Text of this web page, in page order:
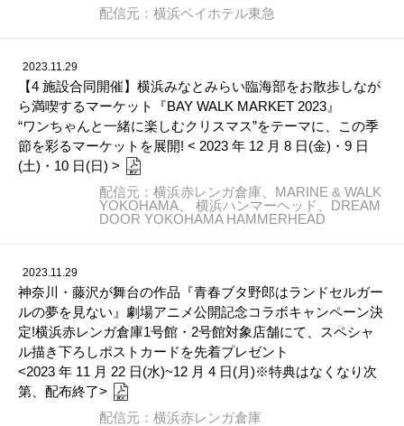
配信元：横浜ベイホテル東急
2023.11.29
【4 施設合同開催】横浜みなとみらい臨海部をお散歩しなが
ら満喫するマーケット『BAY WALK MARKET 2023』
“ワンちゃんと一緒に楽しむクリスマス”をテーマに、この季
節を彩るマーケットを展開! < 2023 年 12 月 8 日(金)・9 日
(土)・10 日(日) >
配信元：横浜赤レンガ倉庫、MARINE & WALK
YOKOHAMA、 横浜ハンマーヘッド、DREAM
DOOR YOKOHAMA HAMMERHEAD
2023.11.29
神奈川・藤沢が舞台の作品『青春ブタ野郎はランドセルガー
ルの夢を見ない』劇場アニメ公開記念コラボキャンペーン決
定!横浜赤レンガ倉庫1号館・2号館対象店舗にて、スペシャ
ル描き下ろしポストカードを先着プレゼント
<2023 年 11 月 22 日(水)~12 月 4 日(月)※特典はなくなり次
第、配布終了>
配信元：横浜赤レンガ倉庫